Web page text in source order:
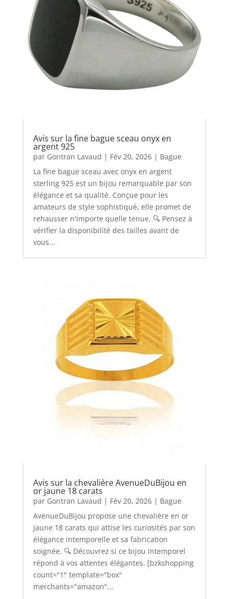
Avis sur la fine bague sceau onyx en
argent 925
par Gontran Lavaud | Fév 20, 2026| Bague
La fine bague sceau avec onyx en argent
sterling 925 est un bijou remarquable par son
élégance et sa qualité. Conçue pour les
amateurs de style sophistiqué, elle promet de
rehausser n'importe quelle tenue. 🔍 Pensez à
vérifier la disponibilité des tailles avant de
vous...
Avis sur la chevalière AvenueDuBijou en
or jaune 18 carats
par Gontran Lavaud | Fév 20, 2026| Bague
AvenueDuBijou propose une chevalière en or
jaune 18 carats qui attise les curiosités par son
élégance intemporelle et sa fabrication
soignée. 🔍 Découvrez si ce bijou intemporel
répond à vos attentes élégantes. [bzkshopping
count="1" template="box"
merchants="amazon"...